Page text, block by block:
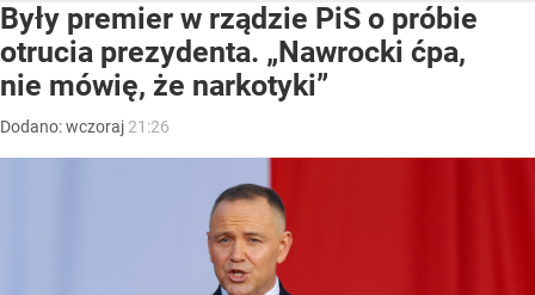
Były premier w rządzie PiS o próbie
otrucia prezydenta. „Nawrocki ćpa,
nie mówię, że narkotyki”
Dodano:wczoraj 21:26